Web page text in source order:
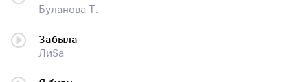
Буланова Т.
Забыла
ЛиSа